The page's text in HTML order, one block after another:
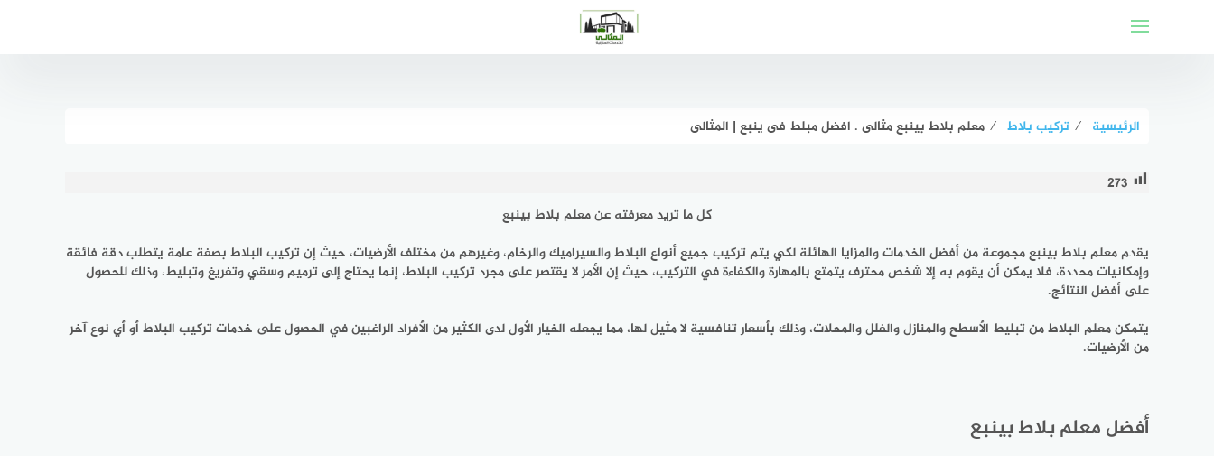
الرئيسية ⁄ تركيب بلاط ⁄ معلم بلاط بينبع مثالى . افضل مبلط فى ينبع | المثالى
273
كل ما تريد معرفته عن معلم بلاط بينبع
يقدم معلم بلاط بينبع مجموعة من أفضل الخدمات والمزايا الهائلة لكي يتم تركيب جميع أنواع البلاط والسيراميك والرخام، وغيرهم من مختلف الأرضيات، حيث إن تركيب البلاط بصفة عامة يتطلب دقة فائقة
وإمكانيات محددة، فلا يمكن أن يقوم به إلا شخص محترف يتمتع بالمهارة والكفاءة في التركيب، حيث إن الأمر لا يقتصر على مجرد تركيب البلاط، إنما يحتاج إلى ترميم وسقي وتفريغ وتبليط، وذلك للحصول
على أفضل النتائج.
يتمكن معلم البلاط من تبليط الأسطح والمنازل والفلل والمحلات، وذلك بأسعار تنافسية لا مثيل لها، مما يجعله الخيار الأول لدى الكثير من الأفراد الراغبين في الحصول على خدمات تركيب البلاط أو أي نوع آخر
من الأرضيات.
أفضل معلم بلاط بينبع